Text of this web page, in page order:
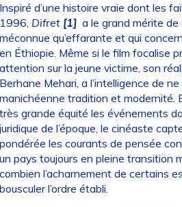
d’une histoire vraie dont les
Difret [1] a le grand mérite de
qu’effarante et qui
Éthiopie. Même si le film focalise
sur la jeune victime, son
Mehari, a l’intelligence de
tradition et modernité.
grande équité les événements
de l’époque, le cinéaste
les courants de pensée
pays toujours en pleine transition
l’acharnement de certains
l’ordre établi.